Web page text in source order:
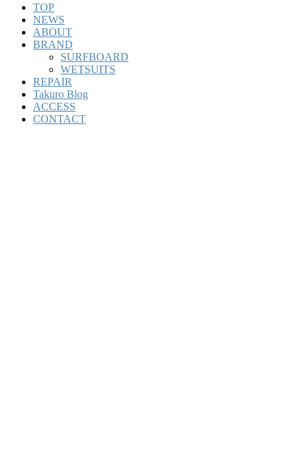
TOP
NEWS
ABOUT
BRAND
SURFBOARD
WETSUITS
REPAIR
Takuro Blog
ACCESS
CONTACT